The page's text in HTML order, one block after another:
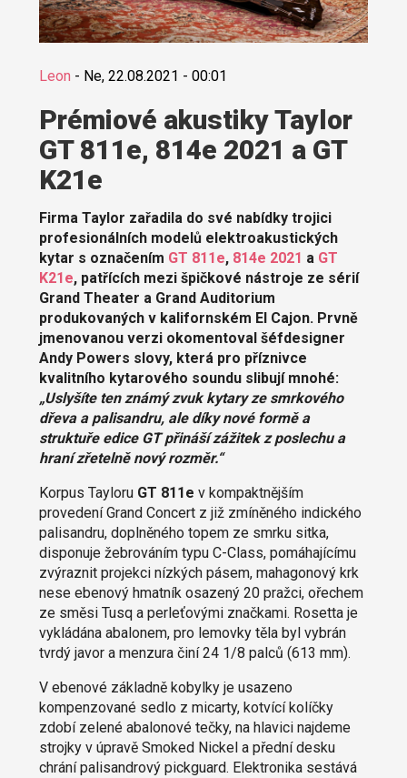
Leon - Ne, 22.08.2021 - 00:01
Prémiové akustiky Taylor
GT 811e, 814e 2021 a GT
K21e
Firma Taylor zařadila do své nabídky trojici
profesionálních modelů elektroakustických
kytar s označením GT 811e, 814e 2021 a GT
K21e, patřících mezi špičkové nástroje ze sérií
Grand Theater a Grand Auditorium
produkovaných v kalifornském El Cajon. Prvně
jmenovanou verzi okomentoval šéfdesigner
Andy Powers slovy, která pro příznivce
kvalitního kytarového soundu slibují mnohé:
„Uslyšíte ten známý zvuk kytary ze smrkového
dřeva a palisandru, ale díky nové formě a
struktuře edice GT přináší zážitek z poslechu a
hraní zřetelně nový rozměr.“
Korpus Tayloru GT 811e v kompaktnějším
provedení Grand Concert z již zmíněného indického
palisandru, doplněného topem ze smrku sitka,
disponuje žebrováním typu C-Class, pomáhajícímu
zvýraznit projekci nízkých pásem, mahagonový krk
nese ebenový hmatník osazený 20 pražci, ořechem
ze směsi Tusq a perleťovými značkami. Rosetta je
vykládána abalonem, pro lemovky těla byl vybrán
tvrdý javor a menzura činí 24 1/8 palců (613 mm).
V ebenové základně kobylky je usazeno
kompenzované sedlo z micarty, kotvící kolíčky
zdobí zelené abalonové tečky, na hlavici najdeme
strojky v úpravě Smoked Nickel a přední desku
chrání palisandrový pickguard. Elektronika sestává